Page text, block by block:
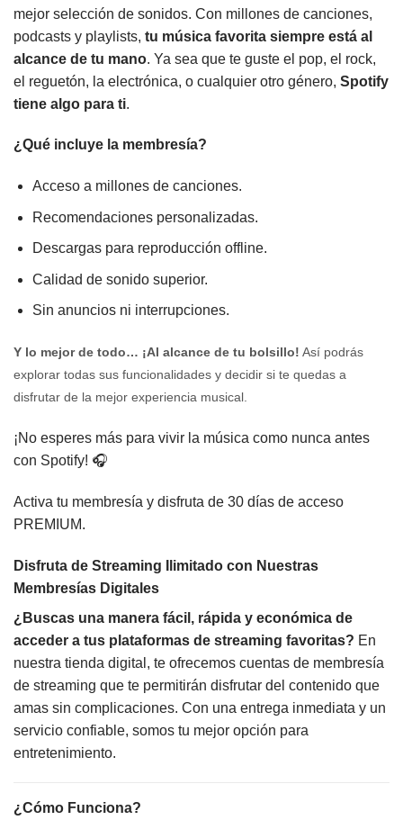
mejor selección de sonidos. Con millones de canciones,
podcasts y playlists, tu música favorita siempre está al
alcance de tu mano. Ya sea que te guste el pop, el rock,
el reguetón, la electrónica, o cualquier otro género, Spotify
tiene algo para ti.
¿Qué incluye la membresía?
Acceso a millones de canciones.
Recomendaciones personalizadas.
Descargas para reproducción offline.
Calidad de sonido superior.
Sin anuncios ni interrupciones.
Y lo mejor de todo… ¡Al alcance de tu bolsillo! Así podrás
explorar todas sus funcionalidades y decidir si te quedas a
disfrutar de la mejor experiencia musical.
¡No esperes más para vivir la música como nunca antes
con Spotify! 🎧
Activa tu membresía y disfruta de 30 días de acceso
PREMIUM.
Disfruta de Streaming Ilimitado con Nuestras
Membresías Digitales
¿Buscas una manera fácil, rápida y económica de
acceder a tus plataformas de streaming favoritas? En
nuestra tienda digital, te ofrecemos cuentas de membresía
de streaming que te permitirán disfrutar del contenido que
amas sin complicaciones. Con una entrega inmediata y un
servicio confiable, somos tu mejor opción para
entretenimiento.
¿Cómo Funciona?